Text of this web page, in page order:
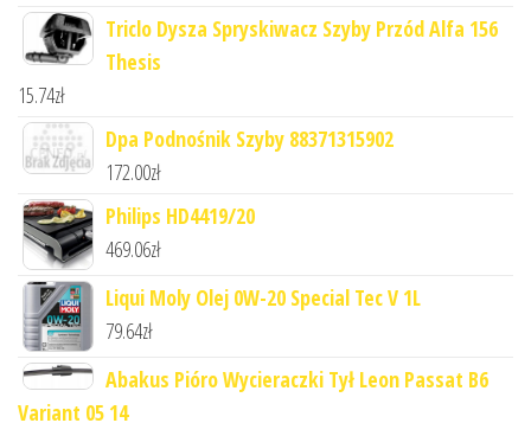
Triclo Dysza Spryskiwacz Szyby Przód Alfa 156
Thesis
15.74zł
Dpa Podnośnik Szyby 88371315902
172.00zł
Philips HD4419/20
469.06zł
Liqui Moly Olej 0W-20 Special Tec V 1L
79.64zł
Abakus Pióro Wycieraczki Tył Leon Passat B6
Variant 05 14